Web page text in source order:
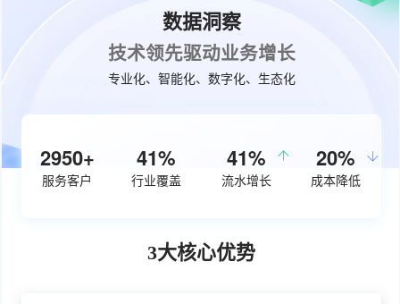
数据洞察
技术领先驱动业务增长
专业化、智能化、数字化、生态化
3770+
服务客户
53%
行业覆盖
50%
流水增长
26%
成本降低
3大核心优势